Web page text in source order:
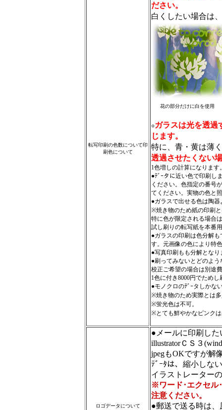
転写印刷の色数について印
刷色について
ださい。
白くしたい場合は
花の部分だけに白を使用
○ガラスは光を透過
じます。
特に、青・黄は薄
透過させたくない
1色増しの計算になります
●ﾃﾞｰタに近い色で印刷し
ください。色指定の番号
てください。実物の色と
●ガラスで出せる色は陶
※焼き物のため紙の印刷
特に色が限定される場合
試し刷りの転写紙を本番
●ガラスの印刷は色分解
す。元画像の色により特
●写真印刷もも分解となり
●刷ってみないとどのよ
校正ご希望の場合は別途
1色に付き8000円でため
●モノクロのﾃﾞｰタしかな
※焼き物のため実際とは
※蛍光色は不可。
※とても鮮やかなピンク
ロゴデータについて
●メールに印刷し
illustratorＣＳ３
jpegもOKですが解
ﾃﾞｰﾀは、縮小しな
イラストレーター
※ワード･エクセル
注意ください。
●郵送で送る時は